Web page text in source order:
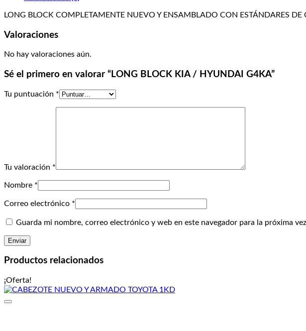
LONG BLOCK COMPLETAMENTE NUEVO Y ENSAMBLADO CON ESTÁNDARES DE
Valoraciones
No hay valoraciones aún.
Sé el primero en valorar “LONG BLOCK KIA / HYUNDAI G4KA”
Tu puntuación *
Tu valoración *
Nombre *
Correo electrónico *
Guarda mi nombre, correo electrónico y web en este navegador para la próxima
Productos relacionados
¡Oferta!